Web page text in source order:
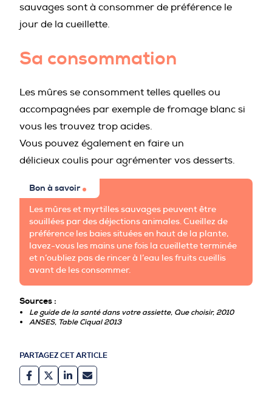
sauvages sont à consommer de préférence le
jour de la cueillette.
Sa consommation
Les mûres se consomment telles quelles ou
accompagnées par exemple de fromage blanc si
vous les trouvez trop acides.
Vous pouvez également en faire un
délicieux coulis pour agrémenter vos desserts.
Bon à savoir
Les mûres et myrtilles sauvages peuvent être
souillées par des déjections animales. Cueillez de
préférence les baies situées en haut de la plante,
lavez-vous les mains une fois la cueillette terminée
et n’oubliez pas de rincer à l’eau les fruits cueillis
avant de les consommer.
Sources :
Le guide de la santé dans votre assiette, Que choisir, 2010
ANSES, Table Ciqual 2013
PARTAGEZ CET ARTICLE